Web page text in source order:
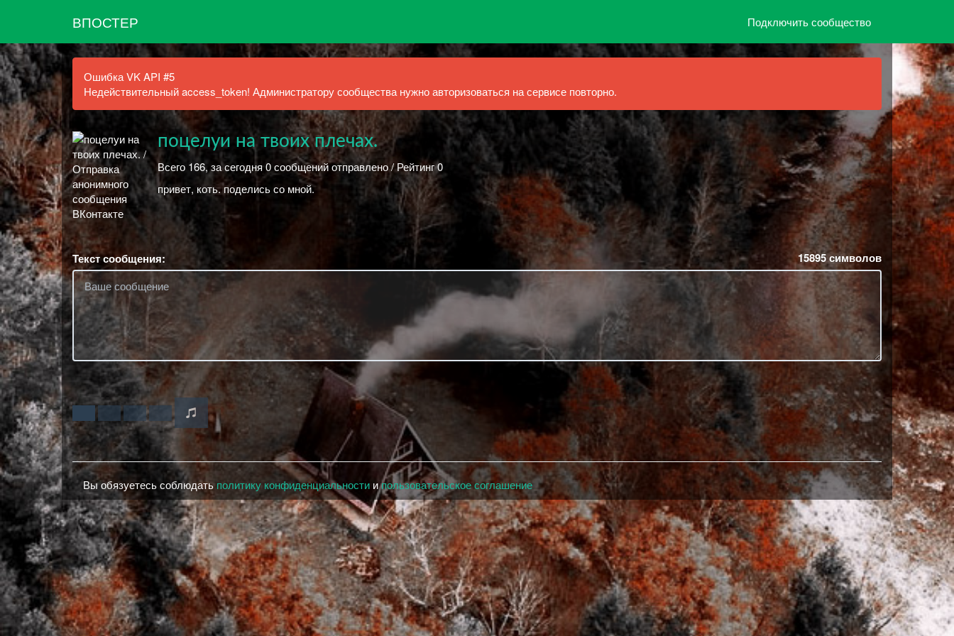
ВПОСТЕР Подключить сообщество
Ошибка VK API #5
Недействительный access_token! Администратору сообщества нужно авторизоваться на сервисе повторно.
поцелуи на твоих плечах.
Всего 166, за сегодня 0 сообщений отправлено / Рейтинг 0
привет, коть. поделись со мной.
Текст сообщения: 15895символов
Вы обязуетесь соблюдатьполитику конфиденциальности ипользовательское соглашение